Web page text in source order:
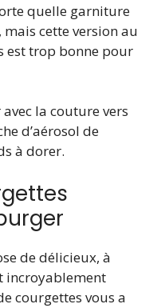
quelle garniture
cette version au
est trop bonne pour
la couture vers
d’aérosol de
à dorer.
de délicieux, à
incroyablement
courgettes vous a